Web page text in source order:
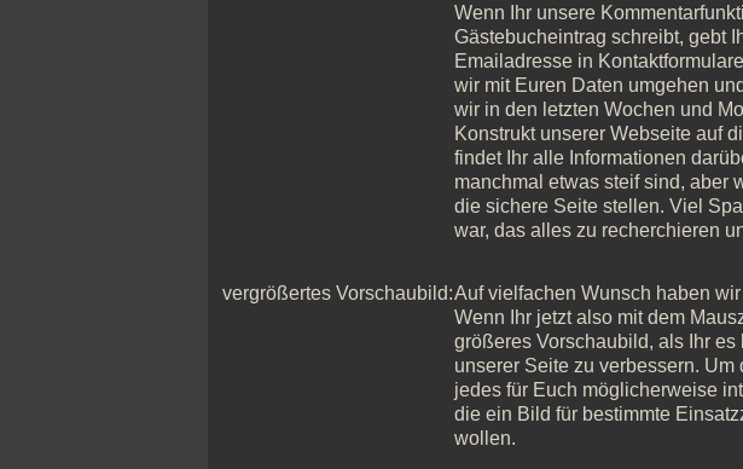
Wenn Ihr unsere
Gästebucheintrag schreibt, gebt
Emailadresse in
wir mit Euren Daten umgehen
wir in den letzten Wochen und
Konstrukt unserer Webseite auf
findet Ihr alle Informationen
manchmal etwas steif sind, aber
die sichere Seite stellen. Viel
war, das alles zu recherchieren
vergrößertes Vorschaubild:Auf vielfachen Wunsch haben
Wenn Ihr jetzt also mit dem
größeres Vorschaubild, als Ihr
unserer Seite zu verbessern.
jedes für Euch möglicherweise
die ein Bild für bestimmte
wollen.